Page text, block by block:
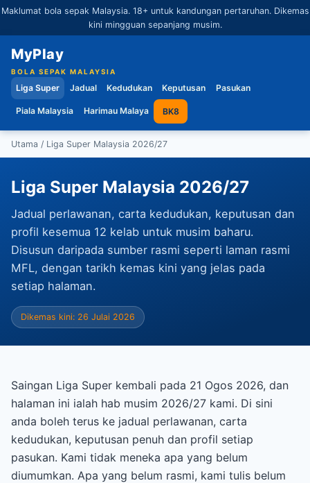
Maklumat bola sepak Malaysia. 18+ untuk kandungan pertaruhan. Dikemas
kini mingguan sepanjang musim.
MyPlay
BOLA SEPAK MALAYSIA
Liga Super Jadual Kedudukan Keputusan Pasukan
Piala Malaysia Harimau Malaya BK8
Utama / Liga Super Malaysia 2026/27
Liga Super Malaysia 2026/27
Jadual perlawanan, carta kedudukan, keputusan dan
profil kesemua 12 kelab untuk musim baharu.
Disusun daripada sumber rasmi seperti laman rasmi
MFL, dengan tarikh kemas kini yang jelas pada
setiap halaman.
Dikemas kini: 26 Julai 2026
Saingan Liga Super kembali pada 21 Ogos 2026, dan
halaman ini ialah hab musim 2026/27 kami. Di sini
anda boleh terus ke jadual perlawanan, carta
kedudukan, keputusan penuh dan profil setiap
pasukan. Kami tidak meneka apa yang belum
diumumkan. Apa yang belum rasmi, kami tulis belum